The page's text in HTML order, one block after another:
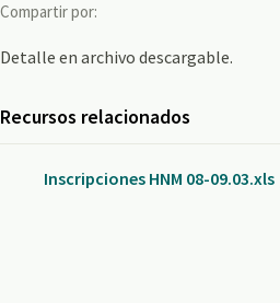
Compartir por:
Detalle en archivo descargable.
Recursos relacionados
Inscripciones HNM 08-09.03.xls